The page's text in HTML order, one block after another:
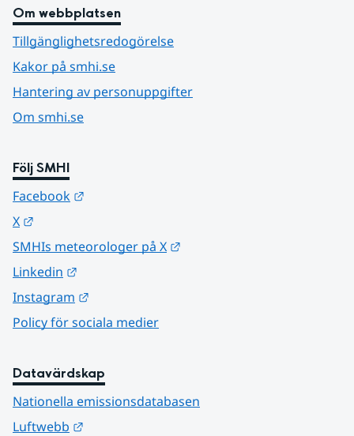
Om webbplatsen
Tillgänglighetsredogörelse
Kakor på smhi.se
Hantering av personuppgifter
Om smhi.se
Följ SMHI
Facebook
X
SMHIs meteorologer på X
Linkedin
Instagram
Policy för sociala medier
Datavärdskap
Nationella emissionsdatabasen
Luftwebb